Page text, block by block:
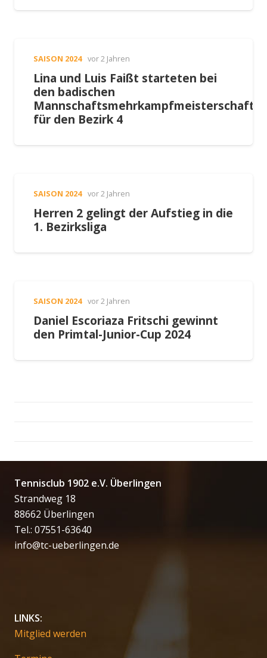
SAISON 2024 vor 2 Jahren
Lina und Luis Faißt starteten bei
den badischen
für den Bezirk 4
SAISON 2024 vor 2 Jahren
Herren 2 gelingt der Aufstieg in die
1. Bezirksliga
SAISON 2024 vor 2 Jahren
Daniel Escoriaza Fritschi gewinnt
den Primtal-Junior-Cup 2024
Tennisclub 1902 e.V. Überlingen
Strandweg 18
88662 Überlingen
Tel.: 07551-63640
info@tc-ueberlingen.de
LINKS:
Mitglied werden